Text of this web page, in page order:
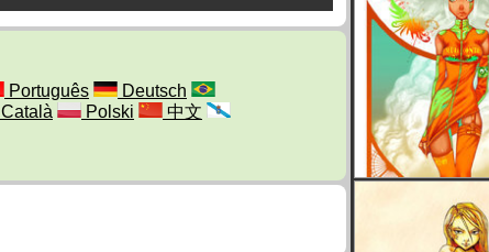
Português
Deutsch
Català Polski
中文